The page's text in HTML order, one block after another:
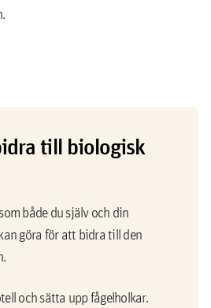
till biologisk
både du själv och din
göra för att bidra till den
och sätta upp fågelholkar.